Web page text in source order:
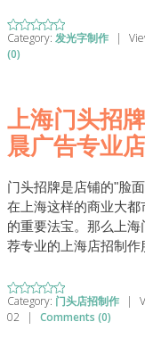
Category: 发光字制作 |
(0)
上海门头招
晨广告专业
门头招牌是店铺的"脸面
在上海这样的商业大
的重要法宝。那么上
荐专业的上海店招制作
Category: 门头店招制作 |
02
| Comments (0)